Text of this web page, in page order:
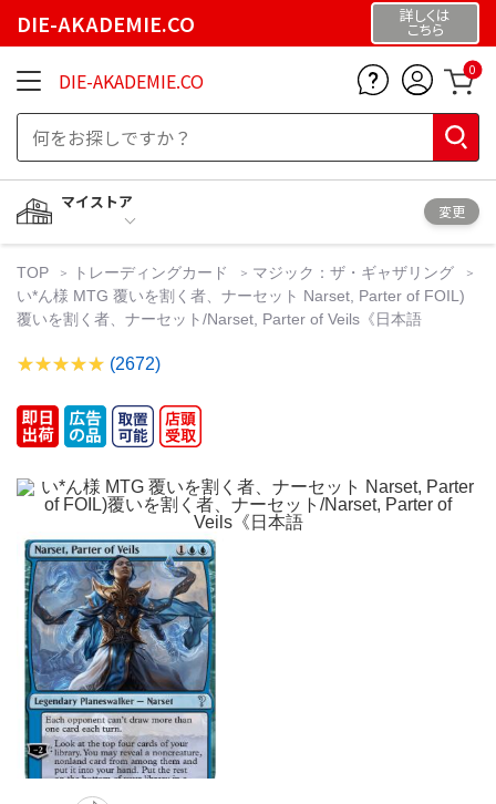
DIE-AKADEMIE.CO 詳しくは
こちら
DIE-AKADEMIE.CO 0
マイストア
変更
TOP トレーディングカード
マジック：ザ・ギャザリング
い*ん様 MTG 覆いを割く者、ナーセット Narset, Parter of FOIL)
覆いを割く者、ナーセット/Narset, Parter of Veils《日本語
(2672)